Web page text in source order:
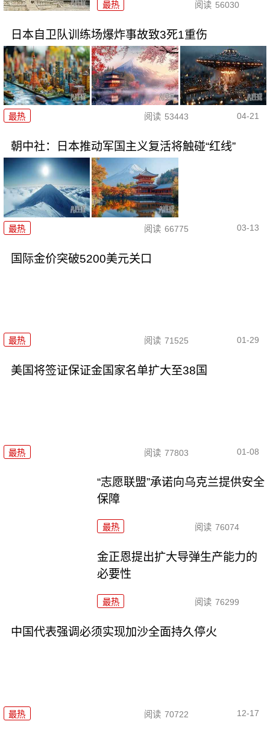
最热 阅读 56030
日本自卫队训练场爆炸事故致3死1重伤
最热 阅读 53443 04-21
朝中社：日本推动军国主义复活将触碰“红线”
最热 阅读 66775 03-13
国际金价突破5200美元关口
最热 阅读 71525 01-29
美国将签证保证金国家名单扩大至38国
最热 阅读 77803 01-08
“志愿联盟”承诺向乌克兰提供安全
保障
最热 阅读 76074
金正恩提出扩大导弹生产能力的
必要性
最热 阅读 76299
中国代表强调必须实现加沙全面持久停火
最热 阅读 70722 12-17